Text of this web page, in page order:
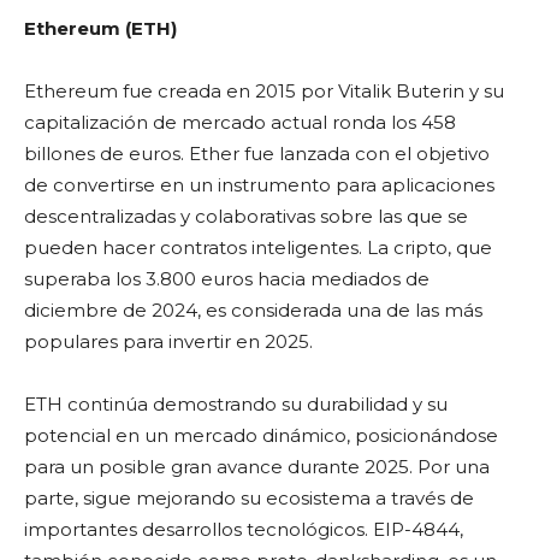
Ethereum (ETH)
Ethereum fue creada en 2015 por Vitalik Buterin y su
capitalización de mercado actual ronda los 458
billones de euros. Ether fue lanzada con el objetivo
de convertirse en un instrumento para aplicaciones
descentralizadas y colaborativas sobre las que se
pueden hacer contratos inteligentes. La cripto, que
superaba los 3.800 euros hacia mediados de
diciembre de 2024, es considerada una de las más
populares para invertir en 2025.
ETH continúa demostrando su durabilidad y su
potencial en un mercado dinámico, posicionándose
para un posible gran avance durante 2025. Por una
parte, sigue mejorando su ecosistema a través de
importantes desarrollos tecnológicos. EIP-4844,